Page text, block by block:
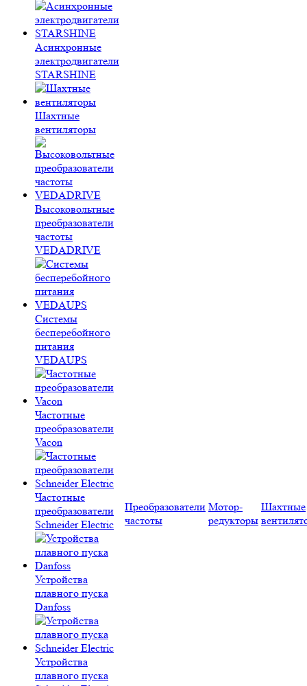
Асинхронные
электродвигатели
STARSHINE
Шахтные
вентиляторы
Высоковольтные
преобразователи
частоты
VEDADRIVE
Системы
бесперебойного
питания
VEDAUPS
Частотные
преобразователи
Vacon
Частотные
преобразователи
Schneider Electric
Устройства
плавного пуска
Danfoss
Устройства
плавного пуска
Преобразователи
частоты
Мотор-
редукторы
Шахтные